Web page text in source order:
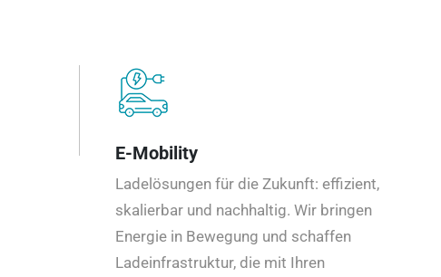
E-Mobility
Ladelösungen für die Zukunft: effizient,
skalierbar und nachhaltig. Wir bringen
Energie in Bewegung und schaffen
Ladeinfrastruktur, die mit Ihren